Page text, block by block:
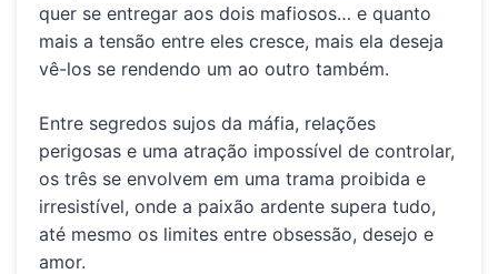
quer se entregar aos dois mafiosos… e quanto
mais a tensão entre eles cresce, mais ela deseja
vê-los se rendendo um ao outro também.
Entre segredos sujos da máfia, relações
perigosas e uma atração impossível de controlar,
os três se envolvem em uma trama proibida e
irresistível, onde a paixão ardente supera tudo,
até mesmo os limites entre obsessão, desejo e
amor.